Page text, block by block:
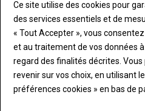
Lien Créez un
VOUS AIMEREZ AUSSI
Ce site utilise des cookies pour
des services essentiels et de
« Tout Accepter », vous
et au traitement de vos données
regard des finalités décrites.
revenir sur vos choix, en utilisant
préférences cookies » en bas de